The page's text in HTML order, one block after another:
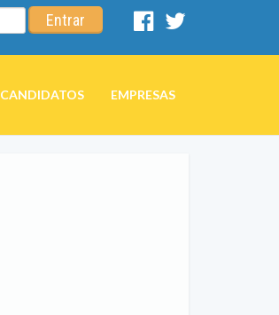
Entrar
Facebook
CANDIDATOS EMPRESAS